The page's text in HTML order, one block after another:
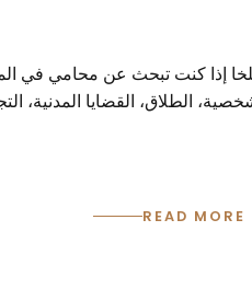
كنت تبحث عن محامي في
الطلاق، القضايا المدنية،
READ MORE